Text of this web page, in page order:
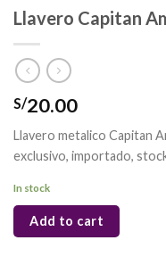
Llavero Capitan
S/20.00
Llavero metalico Capitan
exclusivo, importado,
In stock
Add to cart